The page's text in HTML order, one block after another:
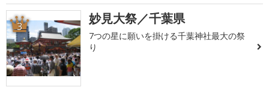
3 妙見大祭／千葉県
7つの星に願いを掛ける千葉神社最大の祭
り